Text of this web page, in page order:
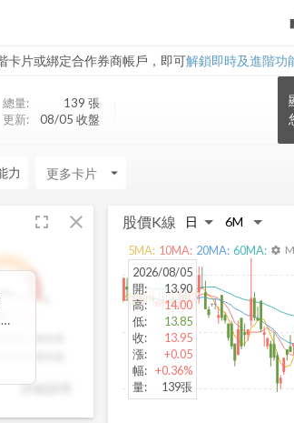
卡片或綁定合作券商帳戶，即可解鎖即時及進階功
總量: 139 張
更新:
08/05 收盤
力 arrow_drop_down
fullscreen close
詳細說明
股價K線
2026/08/05
開:
13.90
高:
14.00
低:
13.85
收:
13.95
漲:
+0.05
幅: +0.36%
量: 139張
5MA: 10MA: 20MA: 60MA: settings